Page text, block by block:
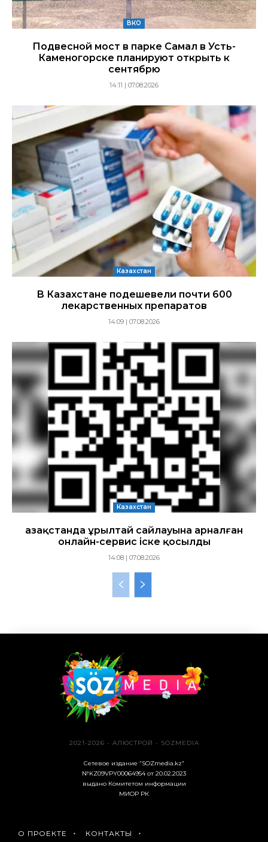
ВКО
Подвесной мост в парке Самал в Усть-
Каменогорске планируют открыть к
сентябрю
14:11 | 07.08.2026
Казахстан
В Казахстане подешевели почти 600
лекарственных препаратов
14:09 | 07.08.2026
Казахстан
Қазақстанда Құрылтай сайлауына арналған
онлайн-сервис іске қосылды
14:08 | 07.08.2026
2021-2026 - АЛЮСТРОЙ - SOZMEDIA
Сетевое издание “SOZmedia.kz”
№KZ09VPY00064954 от 20.02.2023
выдано Комитетом информации
МИОР РК
О ПРОЕКТЕ КОНТАКТЫ